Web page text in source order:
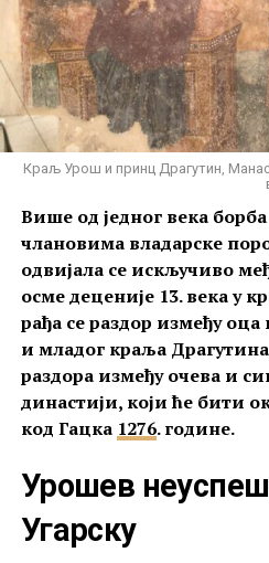
Краљ Урош и принц Драгутин,
Више од једног века борба
члановима владарске
одвијала се искључиво
осме деценије 13. века у
рађа се раздор између
и младог краља
раздора између очева и
династији, који ће бити
код Гацка 1276. године.
Урошев
Угарску